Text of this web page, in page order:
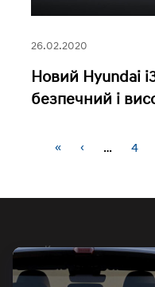
26.02.2020
Новий Hyundai
безпечний і
« ‹ … 4
Контакти